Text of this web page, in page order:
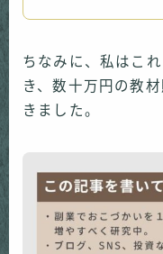
ちなみに、私はこ
き、数十万円の教
きました。